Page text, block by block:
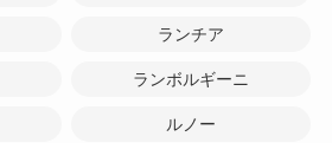
ランチア
ランボルギーニ
ルノー